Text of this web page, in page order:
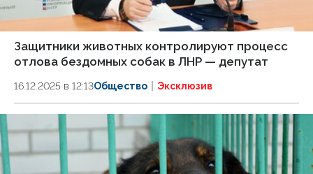
Защитники животных контролируют процесс
отлова бездомных собак в ЛНР — депутат
16.12.2025 в 12:13Общество Эксклюзив